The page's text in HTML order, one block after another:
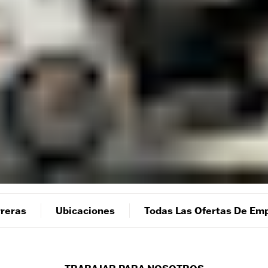
Ubicaciones Todas Las Ofertas De